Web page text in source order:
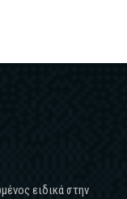
ειδικά στην